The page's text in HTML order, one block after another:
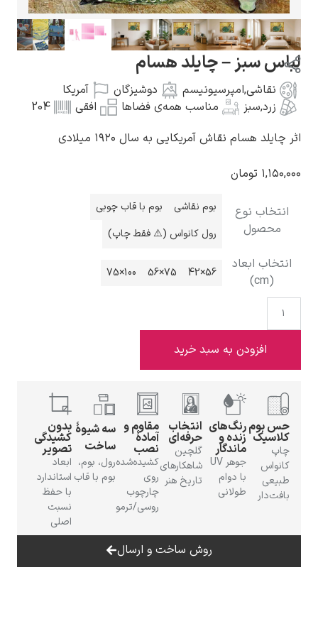
گوستاو کلیمت
ادوارد مونک
ادوارد هاپر
لباس سبز – چایلد هسام
نقاشی,امپرسیونیسم دوشیزگان
آمریکا
زرد,سبز مناسب همه‌ی فضاها افقی
204
اثر چایلد هسام نقاش آمریکایی به سال ۱۹۲۰ میلادی
۱,۱۵۰,۰۰۰ تومان
انتخاب نوع
محصول
بوم نقاشی
بوم با قاب چوبی
رول کانواس (⚠️ فقط چاپ)
انتخاب ابعاد
(cm)
56×42
75×56
100×75
افزودن به سبد خرید
حس بوم
کلاسیک
چاپ
کانواس
طبیعی
بافت‌دار
رنگ‌های
زنده و
ماندگار
جوهر UV
با دوام
طولانی
انتخاب
حرفه‌ای
گلچین
شاهکارهای
تاریخ هنر
مقاوم و
آمادهٔ
نصب
کشیده‌شده
روی
چارچوب
روسی/ترمو
سه شیوهٔ
ساخت
رول، بوم،
بوم با قاب
بدون
کشیدگی
تصویر
ابعاد
استاندارد
با حفظ
نسبت
اصلی
روش ساخت و ارسال